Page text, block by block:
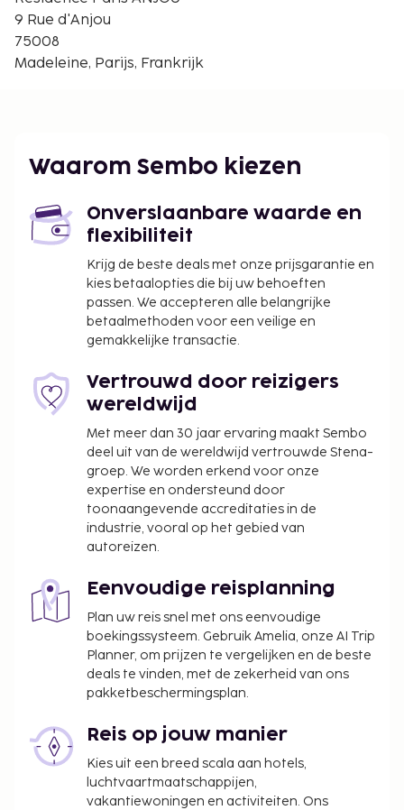
Seine - 1 km
Opéra Garnier - 1,1 km
Place de l'Opéra - 1,1 km
De aanbevolen luchthaven voor Résidence Paris
ANJOU is Luchthaven Roissy - Charles de Gaulle
De volgende kosten dienen bij de accommodatie te
worden betaald. De kosten kunnen inclusief
toepasselijke belastingen zijn:
De stad heft de volgende belasting: EUR 15.93
per persoon, per nacht. Deze belasting is niet
van toepassing op kinderen die jonger zijn dan
Schoonmaakkosten: EUR 105 per
accommodatie, per verblijf (kan variëren
afhankelijk van de accommodatiegrootte)
Vóór het inchecken dien je een borgsom van
EUR 500 te betalen.
We hebben alle kosten vermeld die de
accommodatie aan ons heeft doorgegeven.
Toeslag voor babybed: EUR 50.0 per verblijf
Deze lijst is mogelijk niet volledig. Toeslagen en
borgsommen zijn mogelijk excl. btw en kunnen
Wegens de nationale wetgeving mogen
het bedrag van EUR 1000 niet overschrijden.
Neem voor meer informatie contact op met de
accommodatie via de gegevens in de
boekingsbevestiging.
9 Rue d'Anjou
75008
Madeleine, Parijs, Frankrijk
Waarom Sembo kiezen
Onverslaanbare waarde en
flexibiliteit
Krijg de beste deals met onze prijsgarantie en
kies betaalopties die bij uw behoeften
passen. We accepteren alle belangrijke
betaalmethoden voor een veilige en
gemakkelijke transactie.
Vertrouwd door reizigers
wereldwijd
Met meer dan 30 jaar ervaring maakt Sembo
deel uit van de wereldwijd vertrouwde Stena-
groep. We worden erkend voor onze
expertise en ondersteund door
toonaangevende accreditaties in de
industrie, vooral op het gebied van
autoreizen.
Eenvoudige reisplanning
Plan uw reis snel met ons eenvoudige
boekingssysteem. Gebruik Amelia, onze AI Trip
Planner, om prijzen te vergelijken en de beste
deals te vinden, met de zekerheid van ons
pakketbeschermingsplan.
Reis op jouw manier
Kies uit een breed scala aan hotels,
luchtvaartmaatschappijen,
vakantiewoningen en activiteiten. Ons